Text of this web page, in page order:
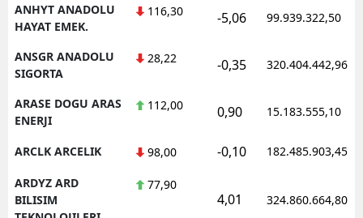
ANHYT ANADOLU
HAYAT EMEK.
116,30 -5,06 99.939.322,50
ANSGR ANADOLU
SIGORTA
28,22 -0,35 320.404.442,96
ARASE DOGU ARAS
ENERJI
112,00 0,90 15.183.555,10
ARCLK ARCELIK 98,00 -0,10 182.485.903,45
ARDYZ ARD
BILISIM
77,90
4,01 324.860.664,80